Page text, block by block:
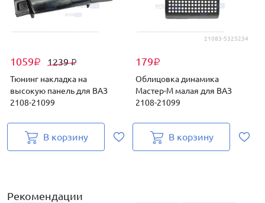
1059₽ 1239₽
Тюнинг накладка на
высокую панель для ВАЗ
2108-21099
В корзину
21083-5325234
179₽
Облицовка динамика
Мастер-М малая для ВАЗ
2108-21099
В корзину
Рекомендации